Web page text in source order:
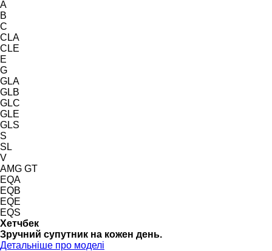
A
B
C
CLA
CLE
E
G
GLA
GLB
GLC
GLE
GLS
S
SL
V
AMG GT
EQA
EQB
EQE
EQS
Хетчбек
Зручний супутник на кожен день.
Детальніше про моделі